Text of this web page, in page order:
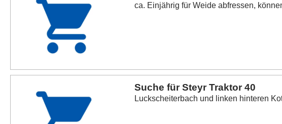
ca. Einjährig für Weide abfressen,
Suche für Steyr Traktor 40
Luckscheiterbach und linken hinteren